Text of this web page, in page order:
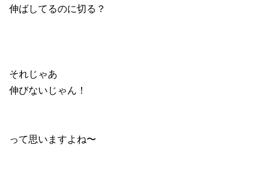
伸ばしてるのに切る？
それじゃあ
伸びないじゃん！
って思いますよね〜